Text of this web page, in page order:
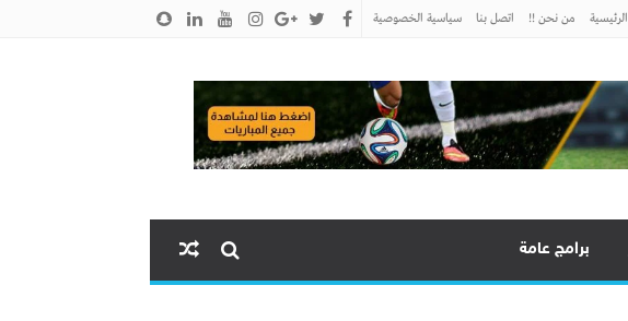
الرئيسية من نحن !! اتصل بنا سياسية الخصوصية
برامج عامة